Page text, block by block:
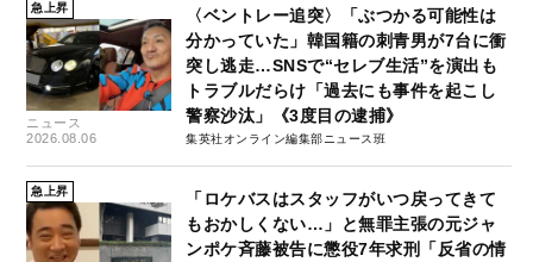
急上昇
ニュース
2026.08.06
〈ベントレー追突〉「ぶつかる可能性は
分かっていた」韓国籍の刺青男が7台に衝
突し逃走…SNSで“セレブ生活”を演出も
トラブルだらけ「過去にも事件を起こし
警察沙汰」《3度目の逮捕》
集英社オンライン編集部ニュース班
急上昇
「ロケバスはスタッフがいつ戻ってきて
もおかしくない…」と無罪主張の元ジャ
ンポケ斉藤被告に懲役7年求刑「反省の情